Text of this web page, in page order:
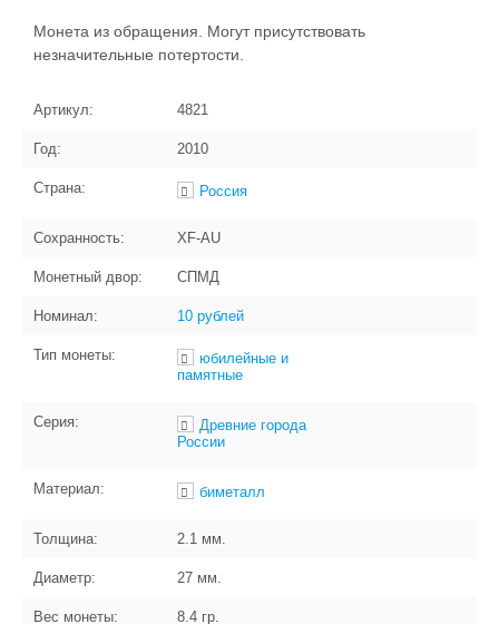
Монета из обращения. Могут присутствовать
незначительные потертости.
Артикул: 4821
Год: 2010
Страна: Россия
Сохранность: XF-AU
Монетный двор: СПМД
Номинал: 10 рублей
Тип монеты:
юбилейные и
памятные
Серия:
Древние города
России
Материал: биметалл
Толщина: 2.1 мм.
Диаметр: 27 мм.
Вес монеты: 8.4 гр.